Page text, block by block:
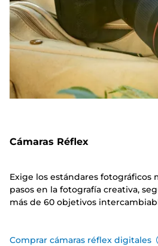
Cámaras Réflex
Exige los estándares fotográficos
pasos en la fotografía creativa,
más de 60 objetivos
Comprar cámaras réflex digitales